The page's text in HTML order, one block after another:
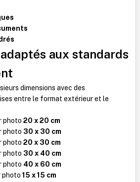
aux standards
dimensions avec des
entre le format extérieur et le
photo 20 x 20 cm
photo 30 x 30 cm
photo 20 x 30 cm
photo 30 x 40 cm
photo 40 x 60 cm
photo 15 x 15 cm